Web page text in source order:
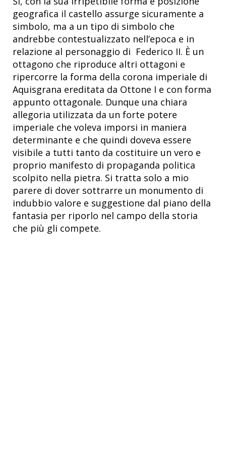
geografica il castello assurge sicuramente a
simbolo, ma a un tipo di simbolo che
andrebbe contestualizzato nell’epoca e in
relazione al personaggio di Federico II. È un
ottagono che riproduce altri ottagoni e
ripercorre la forma della corona imperiale di
Aquisgrana ereditata da Ottone I e con forma
appunto ottagonale. Dunque una chiara
allegoria utilizzata da un forte potere
imperiale che voleva imporsi in maniera
determinante e che quindi doveva essere
visibile a tutti tanto da costituire un vero e
proprio manifesto di propaganda politica
scolpito nella pietra. Si tratta solo a mio
parere di dover sottrarre un monumento di
indubbio valore e suggestione dal piano della
fantasia per riporlo nel campo della storia
che più gli compete.